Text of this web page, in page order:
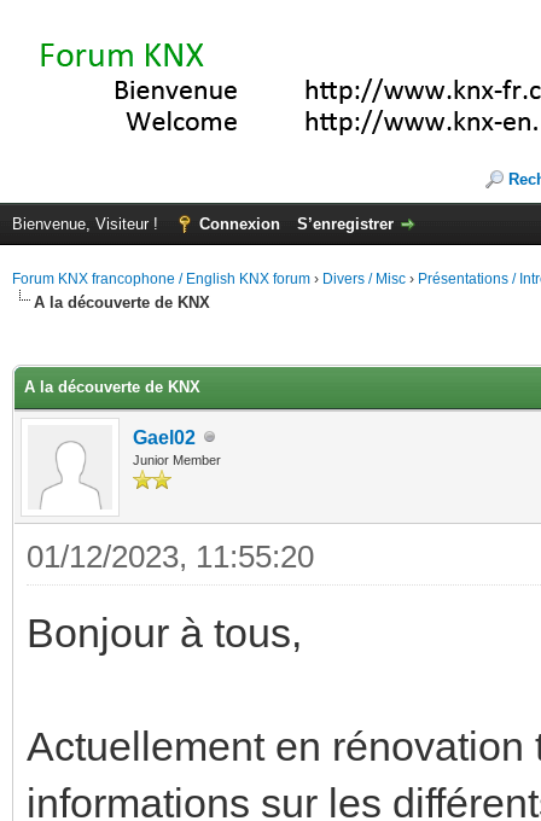
Bienvenue, Visiteur ! Connexion S’enregistrer
Forum KNX francophone / English KNX forum › Divers / Misc › Présentations /
A la découverte de KNX
A la découverte de KNX
Gael02
Junior Member
01/12/2023, 11:55:20
Bonjour à tous,
Actuellement en rénovation
informations sur les